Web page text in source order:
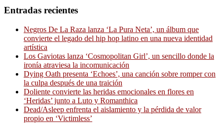
Entradas recientes
Negros De La Raza lanza ‘La Pura Neta’, un álbum que
convierte el legado del hip hop latino en una nueva identidad
artística
Los Gaviotas lanza ‘Cosmopolitan Girl’, un sencillo donde la
ironía atraviesa la incomunicación
Dying Oath presenta ‘Echoes’, una canción sobre romper con
la culpa después de una traición
Doliente convierte las heridas emocionales en flores en
‘Heridas’ junto a Luto y Romanthica
Dead/Asleep enfrenta el aislamiento y la pérdida de valor
propio en ‘Victimless’